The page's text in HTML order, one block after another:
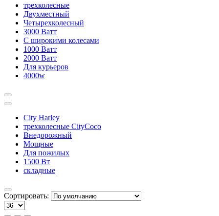
трехколесные
Двухместный
Четырехколесный
3000 Ватт
С широкими колесами
1000 Ватт
2000 Ватт
Для курьеров
4000w
City Harley
трехколесные CityCoco
Внедорожный
Мощные
Для пожилых
1500 Вт
складные
Сортировать: